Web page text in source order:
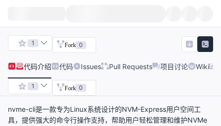
1 Fork 0
代码介绍 代码 Issues Pull Requests 项目讨论 Wiki
1 Fork 0
nvme-cli是一款专为Linux系统设计的NVM-Express用户空间工
具，提供强大的命令行操作支持，帮助用户轻松管理和维护NVMe